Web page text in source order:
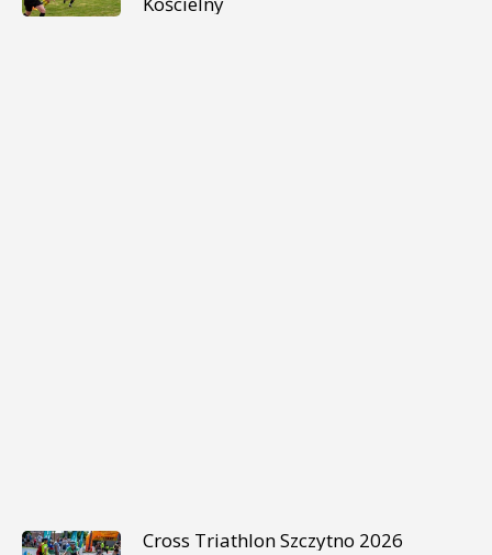
Cross Triathlon Szczytno 2026